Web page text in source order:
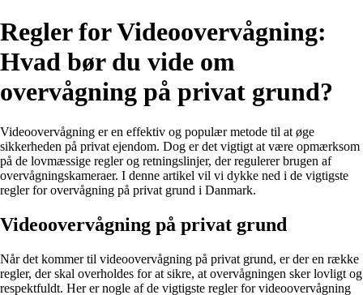
Regler for Videoovervågning:
Hvad bør du vide om
overvågning på privat grund?
Videoovervågning er en effektiv og populær metode til at øge
sikkerheden på privat ejendom. Dog er det vigtigt at være opmærksom
på de lovmæssige regler og retningslinjer, der regulerer brugen af
overvågningskameraer. I denne artikel vil vi dykke ned i de vigtigste
regler for overvågning på privat grund i Danmark.
Videoovervågning på privat grund
Når det kommer til videoovervågning på privat grund, er der en række
regler, der skal overholdes for at sikre, at overvågningen sker lovligt og
respektfuldt. Her er nogle af de vigtigste regler for videoovervågning